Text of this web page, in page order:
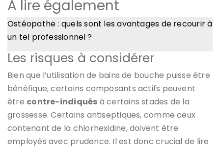
A lire également
Ostéopathe : quels sont les avantages de recourir à
un tel professionnel ?
Les risques à considérer
Bien que l’utilisation de bains de bouche puisse être
bénéfique, certains composants actifs peuvent
être contre-indiqués à certains stades de la
grossesse. Certains antiseptiques, comme ceux
contenant de la chlorhexidine, doivent être
employés avec prudence. Il est donc crucial de lire